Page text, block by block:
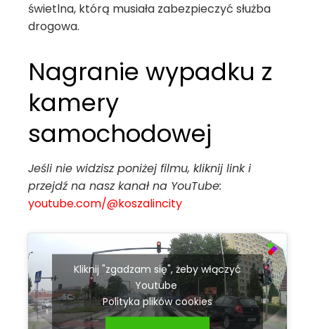
świetlna, którą musiała zabezpieczyć służba
drogowa.
Nagranie wypadku z
kamery
samochodowej
Jeśli nie widzisz poniżej filmu, kliknij link i
przejdź na nasz kanał na YouTube:
youtube.com/@koszalincity
Kliknij "zgadzam się", żeby włączyć
Youtube
Polityka plików cookies